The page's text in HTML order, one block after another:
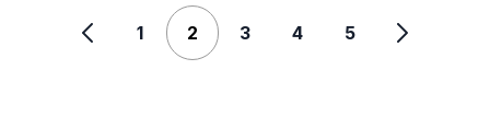
1 2 3 4 5